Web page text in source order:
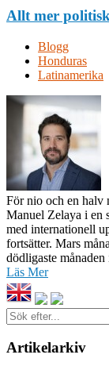
Allt mer
Blogg
Honduras
Latinamerika
För nio och en halv
Manuel Zelaya i en
med internationell
fortsätter. Mars
dödligaste
Läs Mer
Sök
efter...
Artikelarkiv